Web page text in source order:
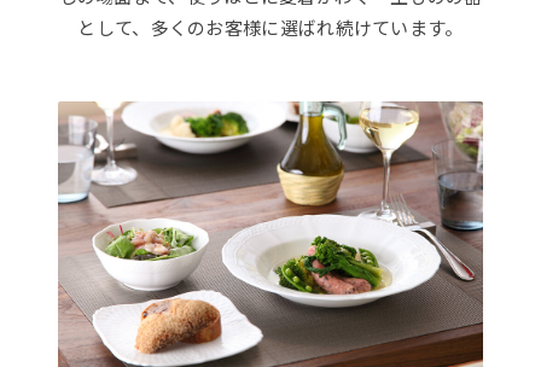
として、多くのお客様に選ばれ続けています。